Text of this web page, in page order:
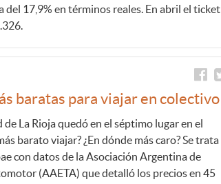
del 17,9% en términos reales. En abril el ticket
baratas para viajar en colectivo
La Rioja quedó en el séptimo lugar en el
barato viajar? ¿En dónde más caro? Se trata
con datos de la Asociación Argentina de
(AAETA) que detalló los precios en 45